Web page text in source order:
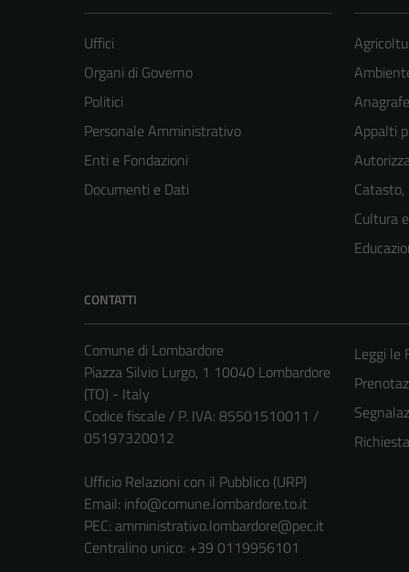
Uffici
Organi di Governo
Politici
Personale Amministrativo
Enti e Fondazioni
Documenti e Dati
Appalti
Cultura
CONTATTI
Comune di Lombardore
Piazza Silvio Lurgo, 1 10040 Lombardore
(TO) - Italy
Codice fiscale / P. IVA: 85501510011 /
05197320012
Ufficio Relazioni con il Pubblico (URP)
Email: info@comune.lombardore.to.it
PEC: amministrativo.lombardore@pec.it
Centralino unico: +39 0119956101
Leggi le